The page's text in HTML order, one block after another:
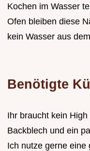
Kochen im Wasser
Ofen bleiben diese
kein Wasser aus
Benötigte
Ihr braucht kein
Backblech und ein
Ich nutze gerne eine